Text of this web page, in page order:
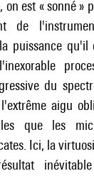
on est « sonné »
de
puissance
du
aigu
que les
Ici, la